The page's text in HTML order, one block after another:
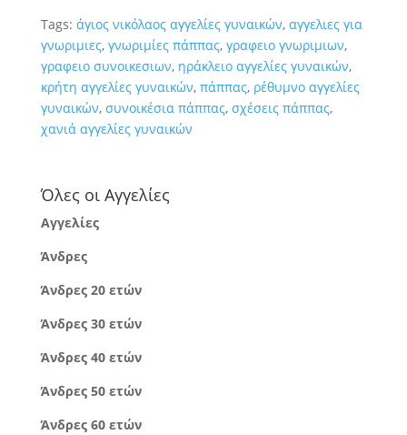
Tags: άγιος νικόλαος αγγελίες γυναικών, αγγελιες για
γνωριμιες, γνωριμίες πάππας, γραφειο γνωριμιων,
γραφειο συνοικεσιων, ηράκλειο αγγελίες γυναικών,
κρήτη αγγελίες γυναικών, πάππας, ρέθυμνο αγγελίες
γυναικών, συνοικέσια πάππας, σχέσεις πάππας,
χανιά αγγελίες γυναικών
Όλες οι Αγγελίες
Αγγελίες
Άνδρες
Άνδρες 20 ετών
Άνδρες 30 ετών
Άνδρες 40 ετών
Άνδρες 50 ετών
Άνδρες 60 ετών